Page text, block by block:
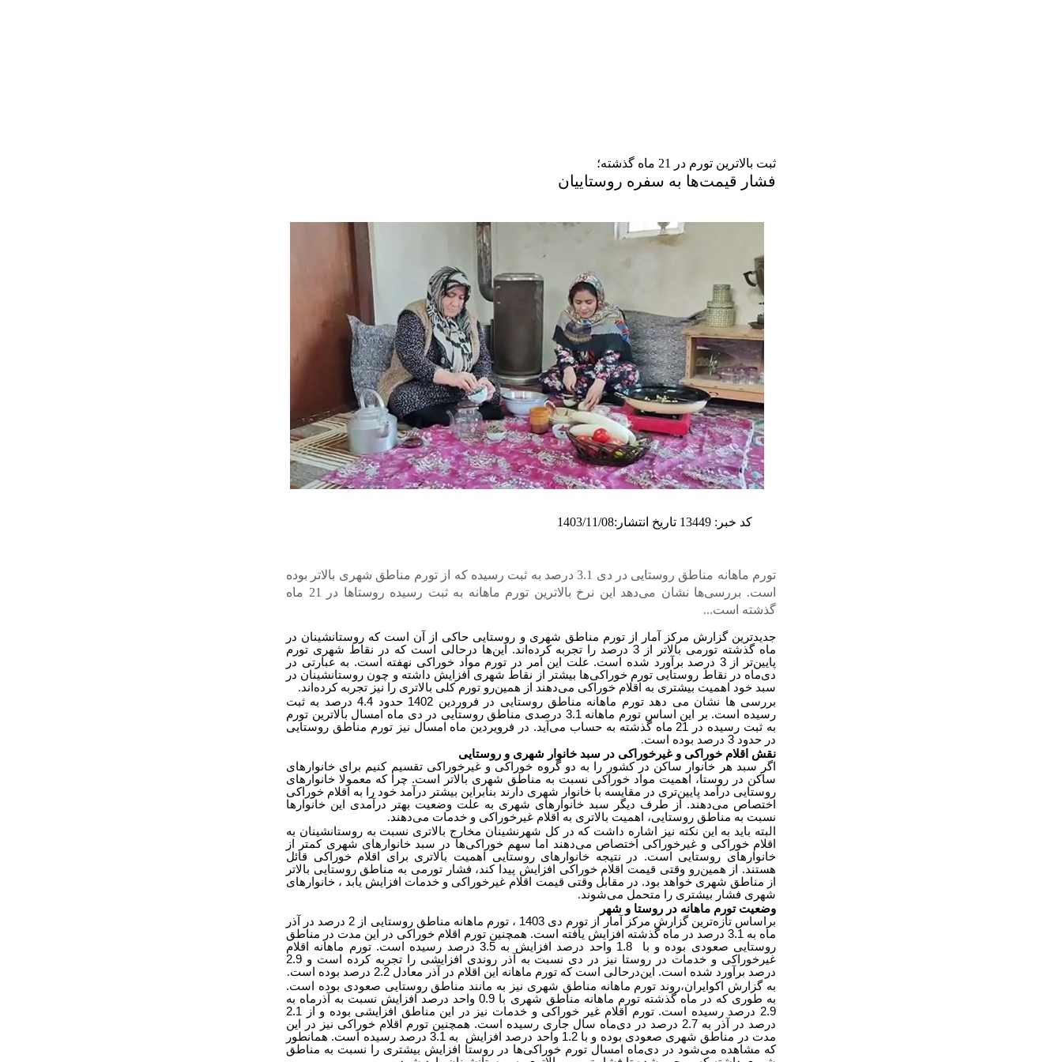
ثبت بالاترین تورم در 21 ماه گذشته؛
فشار قیمت‌ها به سفره روستاییان
کد خبر: 13449 تاریخ انتشار:1403/11/08
تورم ماهانه مناطق روستایی در دی 3.1 درصد به ثبت رسیده که از تورم مناطق شهری بالاتر بوده
است. بررسی‌ها نشان می‌دهد این نرخ بالاترین تورم ماهانه به ثبت رسیده روستاها در 21 ماه
گذشته است...
جدیدترین گزارش مرکز آمار از تورم مناطق شهری و روستایی حاکی از آن است که روستانشینان در
ماه گذشته تورمی بالاتر از 3 درصد را تجربه کرده‌اند. این‌ها درحالی است که در نقاط شهری تورم
پایین‌تر از 3 درصد برآورد شده است. علت این امر در تورم مواد خوراکی نهفته است. به عبارتی در
دی‌ماه در نقاط روستایی تورم خوراکی‌ها بیشتر از نقاط شهری افزایش داشته و چون روستانشینان در
سبد خود اهمیت بیشتری به اقلام خوراکی می‌دهند از همین‌رو تورم کلی بالاتری را نیز تجربه کرده‌اند.
بررسی ها نشان می دهد تورم ماهانه مناطق روستایی در فروردین 1402 حدود 4.4 درصد به ثبت
رسیده است. بر این اساس تورم ماهانه 3.1 درصدی مناطق روستایی در دی ماه امسال بالاترین تورم
به ثبت رسیده در 21 ماه گذشته به حساب می‌آید. در فرویردین ماه امسال نیز تورم مناطق روستایی
در حدود 3 درصد بوده است
.
نقش اقلام خوراکی و غیرخوراکی در سبد خانوار شهری و روستایی
اگر سبد هر خانوار ساکن در کشور را به دو گروه خوراکی و غیرخوراکی تقسیم کنیم برای خانوارهای
ساکن در روستا، اهمیت مواد خوراکی نسبت به مناطق شهری بالاتر است. چرا که معمولا خانوارهای
روستایی درآمد پایین‌تری در مقایسه با خانوار شهری دارند بنابراین بیشتر درآمد خود را به اقلام خوراکی
اختصاص می‌دهند. از طرف دیگر سبد خانوارهای شهری به علت وضعیت بهتر درآمدی این خانوارها
نسبت به مناطق روستایی، اهمیت بالاتری به اقلام غیرخوراکی و خدمات می‌دهند.
البته باید به این نکته نیز اشاره داشت که در کل شهرنشینان مخارج بالاتری نسبت به روستانشینان به
اقلام خوراکی و غیرخوراکی اختصاص می‌دهند اما سهم خوراکی‌ها در سبد خانوارهای شهری کمتر از
خانوارهای روستایی است. در نتیجه خانوارهای روستایی اهمیت بالاتری برای اقلام خوراکی قائل
هستند. از همین‌رو وقتی قیمت اقلام خوراکی افزایش پیدا کند، فشار تورمی به مناطق روستایی بالاتر
از مناطق شهری خواهد بود. در مقابل وقتی قیمت اقلام غیرخوراکی و خدمات افزایش یابد ، خانوارهای
شهری فشار بیشتری را متحمل می‌شوند.
وضعیت تورم ماهانه در روستا و شهر
براساس تازه‌ترین گزارش مرکز آمار از تورم دی 1403 ، تورم ماهانه مناطق روستایی از 2 درصد در آذر
ماه به 3.1 درصد در ماه گذشته افزایش یافته است. همچنین تورم اقلام خوراکی در این مدت در مناطق
روستایی صعودی بوده و با 1.8 واحد درصد افزایش به 3.5 درصد رسیده است. تورم ماهانه اقلام
غیرخوراکی و خدمات در روستا نیز در دی نسبت به آذر روندی افزایشی را تجربه کرده است و 2.9
درصد برآورد شده است. این‌درحالی است که تورم ماهانه این اقلام در آذر معادل 2.2 درصد بوده است
.
به گزارش اکوایران،روند تورم ماهانه مناطق شهری نیز به مانند مناطق روستایی صعودی بوده است.
به طوری که در ماه گذشته تورم ماهانه مناطق شهری با 0.9 واحد درصد افزایش نسبت به آذرماه به
2.9 درصد رسیده است. تورم اقلام غیر خوراکی و خدمات نیز در این مناطق افزایشی بوده و از 2.1
درصد در آذر به 2.7 درصد در دی‌ماه سال جاری رسیده است. همچنین تورم اقلام خوراکی نیز در این
مدت در مناطق شهری صعودی بوده و با 1.2 واحد درصد افزایش به 3.1 درصد رسیده است. همانطور
که مشاهده می‌شود در دی‌ماه امسال تورم خوراکی‌ها در روستا افزایش بیشتری را نسبت به مناطق